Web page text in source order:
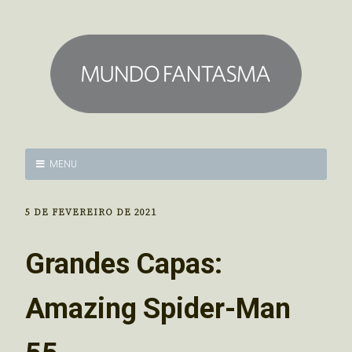
MENU
5 DE FEVEREIRO DE 2021
Grandes Capas:
Amazing Spider-Man